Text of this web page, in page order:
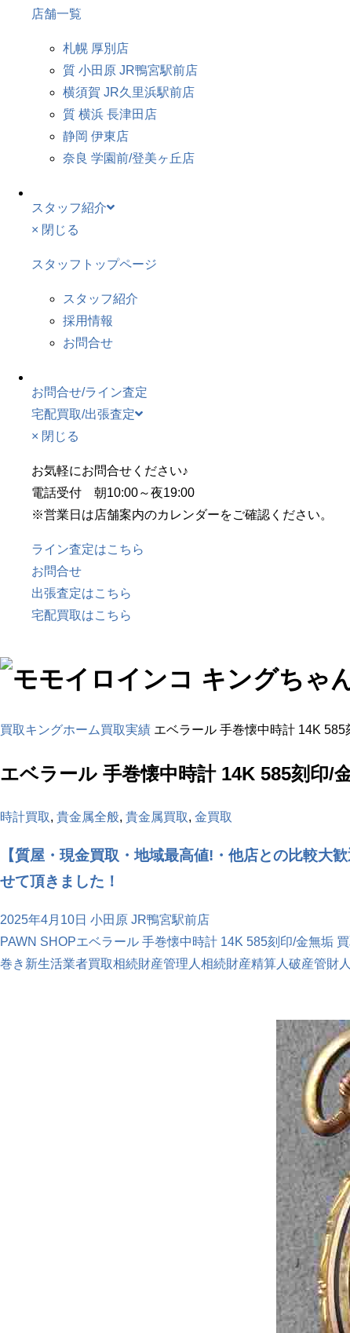
店舗一覧
札幌 厚別店
質 小田原 JR鴨宮駅前店
横須賀 JR久里浜駅前店
質 横浜 長津田店
静岡 伊東店
奈良 学園前/登美ヶ丘店
スタッフ紹介
× 閉じる
スタッフトップページ
スタッフ紹介
採用情報
お問合せ
お問合せ/ライン査定
宅配買取/出張査定
× 閉じる
お気軽にお問合せください♪
電話受付 朝10:00～夜19:00
※営業日は店舗案内のカレンダーをご確認ください。
ライン査定はこちら
お問合せ
出張査定はこちら
宅配買取はこちら
買取キングホーム買取実績 エベラール 手巻懐中時計 14K
エベラール 手巻懐中時計 14K 585刻印/
時計買取, 貴金属全般, 貴金属買取, 金買取
【質屋・現金買取・地域最高値!・他店との比較大
せて頂きました！
2025年4月10日 小田原 JR鴨宮駅前店
PAWN SHOPエベラール 手巻懐中時計 14K 585刻印/金無垢 買
巻き 新生活業者買取相続財産管理人 相続財産精算人 破産管財人